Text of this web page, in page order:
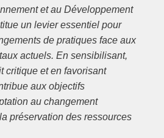
Nous contacter
et au Développement
un levier essentiel pour
de pratiques face aux
actuels. En sensibilisant,
critique et en favorisant
aux objectifs
au changement
préservation des ressources